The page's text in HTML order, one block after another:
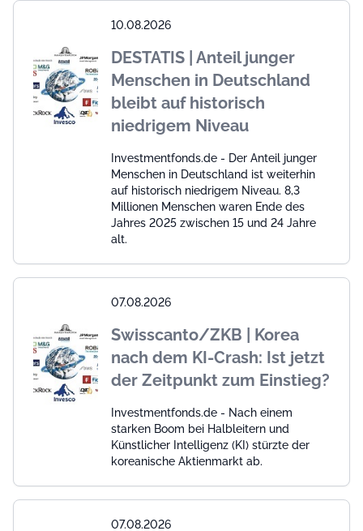
10.08.2026
DESTATIS | Anteil junger
Menschen in Deutschland
bleibt auf historisch
niedrigem Niveau
Investmentfonds.de - Der Anteil junger
Menschen in Deutschland ist weiterhin
auf historisch niedrigem Niveau. 8,3
Millionen Menschen waren Ende des
Jahres 2025 zwischen 15 und 24 Jahre
alt.
07.08.2026
Swisscanto/ZKB | Korea
nach dem KI-Crash: Ist jetzt
der Zeitpunkt zum Einstieg?
Investmentfonds.de - Nach einem
starken Boom bei Halbleitern und
Künstlicher Intelligenz (KI) stürzte der
koreanische Aktienmarkt ab.
07.08.2026